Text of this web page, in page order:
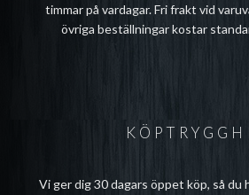
timmar på vardagar. Fri frakt vid
övriga beställningar kostar
Vi ger dig 30 dagars öppet köp, så du